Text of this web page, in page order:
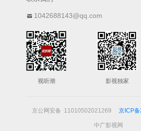
1042688143@qq.com
视听潮 影视独家
京公网安备 11010502021269 京ICP
中广影视网